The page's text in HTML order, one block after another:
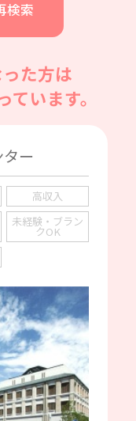
検索
た方は
います。
ター
高収入
未経験・ブラン
クOK